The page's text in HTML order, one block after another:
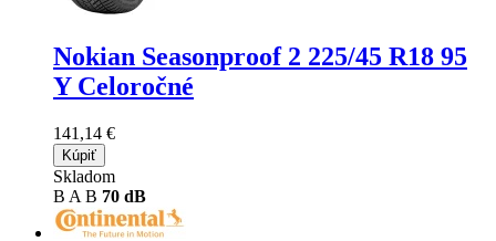
Nokian Seasonproof 2 225/45 R18 95
Y Celoročné
141,14 €
Kúpiť
Skladom
B A B 70 dB